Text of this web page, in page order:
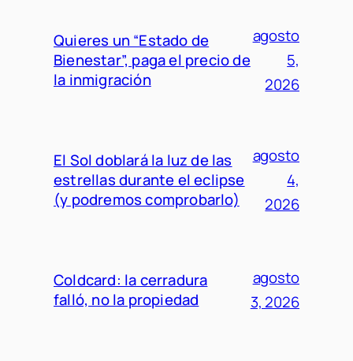
Quieres un “Estado de
Bienestar”, paga el precio de
la inmigración
agosto
5,
2026
El Sol doblará la luz de las
estrellas durante el eclipse
(y podremos comprobarlo)
agosto
4,
2026
Coldcard: la cerradura
falló, no la propiedad
agosto
3, 2026